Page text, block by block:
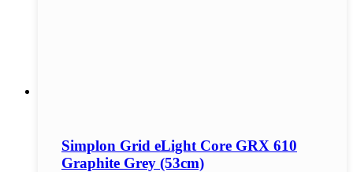
Simplon Grid eLight Core GRX 610
Graphite Grey (53cm)